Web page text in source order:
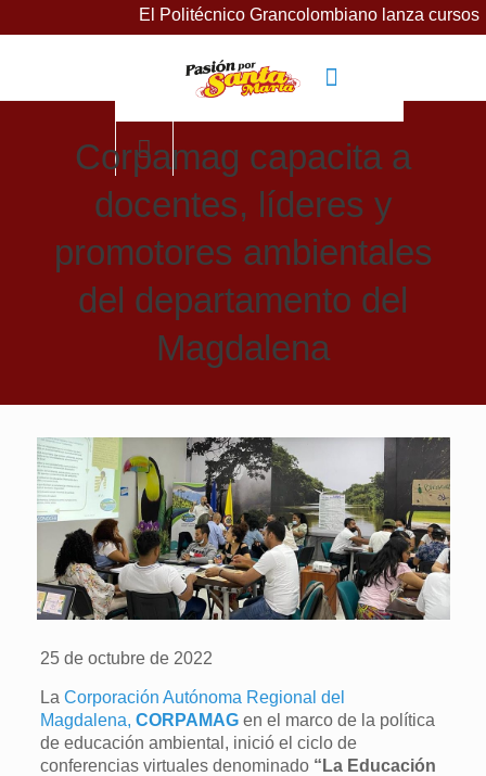
El Politécnico Grancolombiano lanza cursos gratuitos
Corpamag capacita a
docentes, líderes y
promotores ambientales
del departamento del
Magdalena
25 de octubre de 2022
LaCorporación Autónoma Regional del
Magdalena, CORPAMAG en el marco de la política
de educación ambiental, inició el ciclo de
conferencias virtuales denominado “La Educación